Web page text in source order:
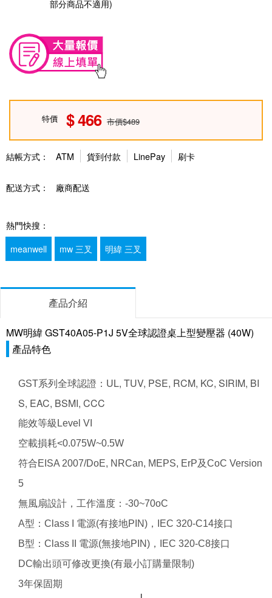
部分商品不適用)
特價 466 市價$489
結帳方式： ATM 貨到付款 LinePay 刷卡
配送方式： 廠商配送
熱門快搜：
meanwell
mw 三叉 明緯 三叉
產品介紹
MW明緯 GST40A05-P1J 5V全球認證桌上型變壓器 (40W)
產品特色
GST系列全球認證 ：UL, TUV, PSE, RCM, KC, SIRIM, BI
S, EAC, BSMI, CCC
能效等級Level VI
空載損耗<0.075W~0.5W
符合EISA 2007/DoE, NRCan, MEPS, ErP及CoC Version
5
無風扇設計，工作溫度：-30~70oC
A型：Class I 電源(有接地PIN)，IEC 320-C14接口
B型：Class II 電源(無接地PIN)，IEC 320-C8接口
DC輸出頭可修改更換(有最小訂購量限制)
3年保固期